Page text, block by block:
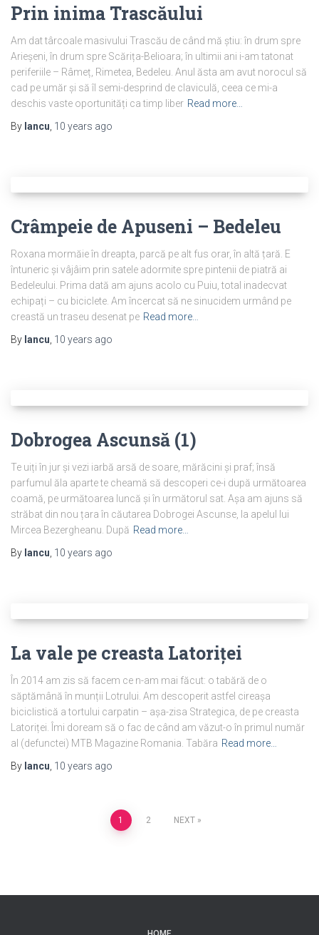
Prin inima Trascăului
Am dat târcoale masivului Trascău de când mă știu: în drum spre
Arieșeni, în drum spre Scărița-Belioara; în ultimii ani i-am tatonat
periferiile – Râmeț, Rimetea, Bedeleu. Anul ăsta am avut norocul să
cad pe umăr și să îl semi-desprind de claviculă, ceea ce mi-a
deschis vaste oportunități ca timp liber Read more…
By Iancu 10 years ago
Crâmpeie de Apuseni – Bedeleu
Roxana mormăie în dreapta, parcă pe alt fus orar, în altă țară. E
întuneric și vâjâim prin satele adormite spre pintenii de piatră ai
Bedeleului. Prima dată am ajuns acolo cu Puiu, total inadecvat
echipați – cu biciclete. Am încercat să ne sinucidem urmând pe
creastă un traseu desenat pe Read more…
By Iancu 10 years ago
Dobrogea Ascunsă (1)
Te uiți în jur și vezi iarbă arsă de soare, mărăcini și praf; însă
parfumul ăla aparte te cheamă să descoperi ce-i după următoarea
coamă, pe următoarea luncă și în următorul sat. Așa am ajuns să
străbat din nou țara în căutarea Dobrogei Ascunse, la apelul lui
Mircea Bezergheanu. După Read more…
By Iancu 10 years ago
La vale pe creasta Latoriței
În 2014 am zis să facem ce n-am mai făcut: o tabără de o
săptămână în munții Lotrului. Am descoperit astfel cireașa
biciclistică a tortului carpatin – așa-zisa Strategica, de pe creasta
Latoriței. Îmi doream să o fac de când am văzut-o în primul număr
al (defunctei) MTB Magazine Romania. Tabăra Read more…
By Iancu 10 years ago
1 2 NEXT